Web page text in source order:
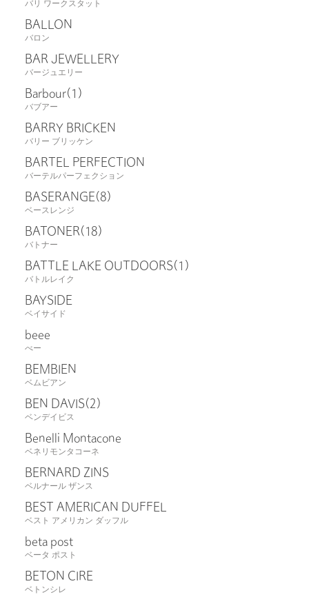
バリ ワークスタット
BALLON
バロン
BAR JEWELLERY
バージュエリー
Barbour(1)
バブアー
BARRY BRICKEN
バリー ブリッケン
BARTEL PERFECTION
バーテルパーフェクション
BASERANGE(8)
ベースレンジ
BATONER(18)
バトナー
BATTLE LAKE OUTDOORS(1)
バトルレイク
BAYSIDE
ベイサイド
beee
べー
BEMBIEN
ベムビアン
BEN DAVIS(2)
ベンデイビス
Benelli Montacone
ベネリモンタコーネ
BERNARD ZINS
ベルナール ザンス
BEST AMERICAN DUFFEL
ベスト アメリカン ダッフル
beta post
ベータ ポスト
BETON CIRE
ベトンシレ